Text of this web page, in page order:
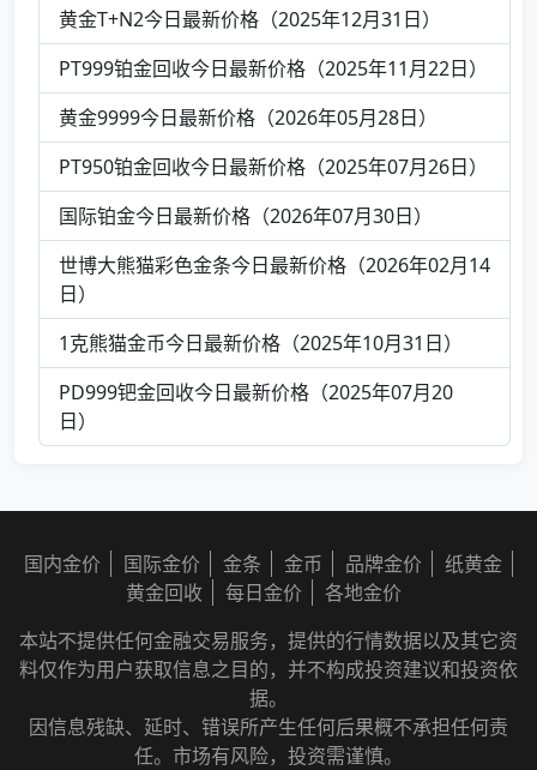
黄金T+N2今日最新价格（2025年12月31日）
PT999铂金回收今日最新价格（2025年11月22日）
黄金9999今日最新价格（2026年05月28日）
PT950铂金回收今日最新价格（2025年07月26日）
国际铂金今日最新价格（2026年07月30日）
世博大熊猫彩色金条今日最新价格（2026年02月14
日）
1克熊猫金币今日最新价格（2025年10月31日）
PD999钯金回收今日最新价格（2025年07月20
日）
国内金价 国际金价 金条 金币 品牌金价
纸黄金
黄金回收
每日金价
各地金价
本站不提供任何金融交易服务，提供的行情数据以及其它资
料仅作为用户获取信息之目的，并不构成投资建议和投资依
据。
因信息残缺、延时、错误所产生任何后果概不承担任何责
任。市场有风险，投资需谨慎。